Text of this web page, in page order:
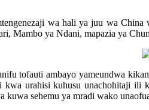
wa hali ya juu wa China
Mambo ya Ndani, mapazia ya
tofauti ambayo yameundwa
kwa urahisi kuhusu unachohitaji
kuwa sehemu ya mradi wako